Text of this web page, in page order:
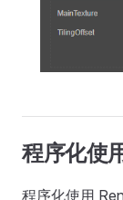
程序化使
程序化使用